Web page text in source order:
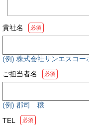
貴社名 必須
(例) 株式会社サンエスコー
ご担当者名
必須
(例) 郡司 穣
TEL
必須